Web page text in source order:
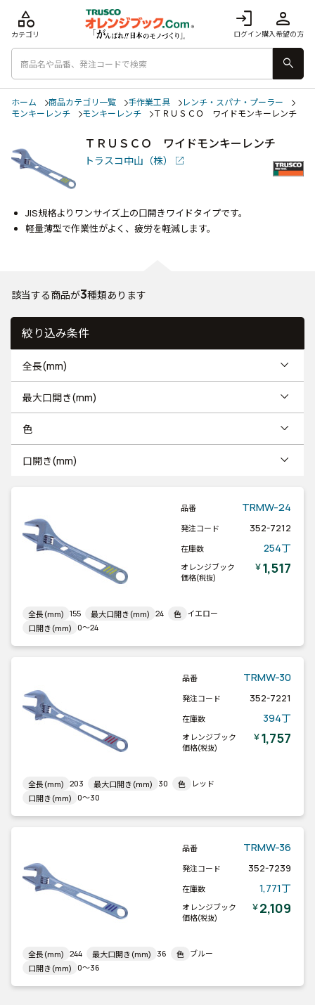
login
ログイン
person
購入希望の方
category
カテゴリ
search
ホーム 商品カテゴリ一覧 手作業工具
レンチ・スパナ・プーラー
モンキーレンチ
モンキーレンチ ＴＲＵＳＣＯ ワイドモンキーレンチ
ＴＲＵＳＣＯ ワイドモンキーレンチ
トラスコ中山（株）
JIS規格よりワンサイズ上の口開きワイドタイプです。
軽量薄型で作業性がよく、疲労を軽減します。
該当する商品が3種類あります
絞り込み条件
全長(mm)
最大口開き(mm)
色
口開き(mm)
品番 TRMW-24
発注コード 352-7212
在庫数 254丁
オレンジブック
価格(税抜)
￥1,517
全長(mm) 155 最大口開き(mm) 24 色 イエロー
口開き(mm) 0～24
品番 TRMW-30
発注コード 352-7221
在庫数 394丁
オレンジブック
価格(税抜)
￥1,757
全長(mm) 203 最大口開き(mm) 30 色
レッド
口開き(mm) 0～30
品番 TRMW-36
発注コード 352-7239
在庫数 1,771丁
オレンジブック
価格(税抜)
￥2,109
全長(mm) 244 最大口開き(mm) 36 色 ブルー
口開き(mm) 0～36